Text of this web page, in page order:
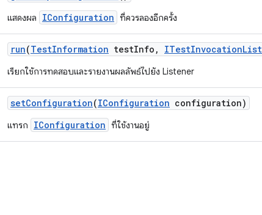
แสดงผล IConfiguration ที่ควรลองอีกครั้ง
run(TestInformation testInfo , ITestInvocation
เรียกใช้การทดสอบและรายงานผลลัพธ์ไปยัง Listener
setConfiguration(IConfiguration configuration)
แทรก IConfiguration ที่ใช้งานอยู่